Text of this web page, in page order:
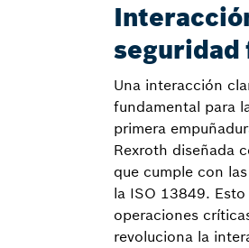
seguridad
Una interacción
fundamental para
primera
Rexroth diseñada
que cumple con
la ISO 13849.
operaciones
revoluciona la